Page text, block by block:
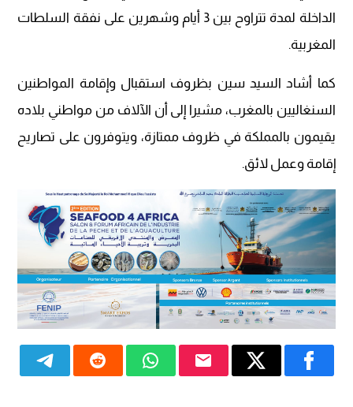
الداخلة لمدة تتراوح بين 3 أيام وشهرين على نفقة السلطات
المغربية.
كما أشاد السيد سين بظروف استقبال وإقامة المواطنين
السنغاليين بالمغرب، مشيرا إلى أن الآلاف من مواطني بلاده
يقيمون بالمملكة في ظروف ممتازة، ويتوفرون على تصاريح
إقامة وعمل لائق.